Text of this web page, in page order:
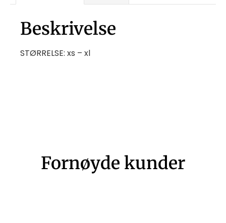
Beskrivelse
STØRRELSE: xs – xl
Fornøyde kunder